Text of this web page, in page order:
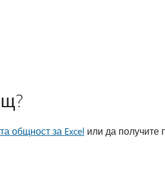
общност за Excel или да получите